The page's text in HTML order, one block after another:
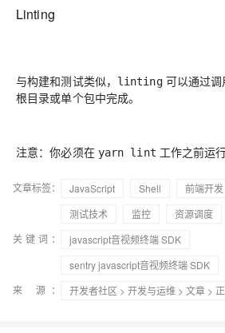
Linting
与构建和测试类似， linting可以通过调
根目录或单个包中完成。
注意：你必须在 yarn lint 工作之前运
文章标签： JavaScript Shell 前端开发
测试技术
监控
资源调度
关键词：
javascript音视频终端 SDK
sentry javascript音视频终端 SDK
来 源：
开发者社区 > 开发与运维 > 文章 >